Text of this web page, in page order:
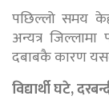
पछिल्लो समय
अन्यत्र
दबाबकै कारण
विद्यार्थी घटे,